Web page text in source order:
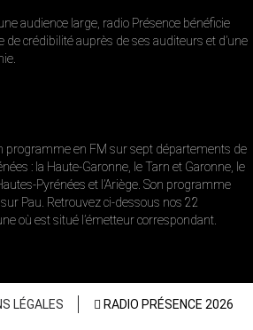
audience large, radio Présence bénéficie
de crédibilité auprès de ses auditeurs et d’une
programme en FM sur sept départements de
: la Haute-Garonne, le Tarn et Garonne, le
Pyrénées et l’Ariège. Son programme
Pau. Retrouvez ci-dessous nos 22
où est situé l’émetteur correspondant.
LÉGALES RADIO PRÉSENCE 2026